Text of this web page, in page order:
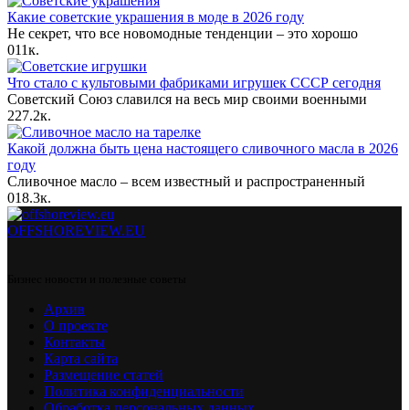
Какие советские украшения в моде в 2026 году
Не секрет, что все новомодные тенденции – это хорошо
011к.
Что стало с культовыми фабриками игрушек СССР сегодня
Советский Союз славился на весь мир своими военными
227.2к.
Какой должна быть цена настоящего сливочного масла в 2026
году
Сливочное масло – всем известный и распространенный
018.3к.
OFFSHOREVIEW.EU
Архив
О проекте
Контакты
Карта сайта
Размещение статей
Политика конфиденциальности